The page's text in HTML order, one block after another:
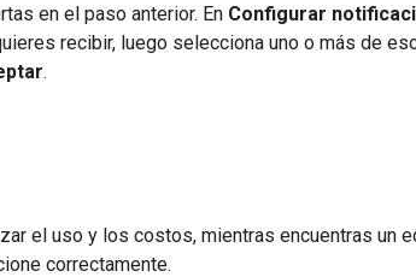
en el paso anterior. En Configurar
recibir, luego selecciona uno o más de
.
el uso y los costos, mientras encuentras un
correctamente.